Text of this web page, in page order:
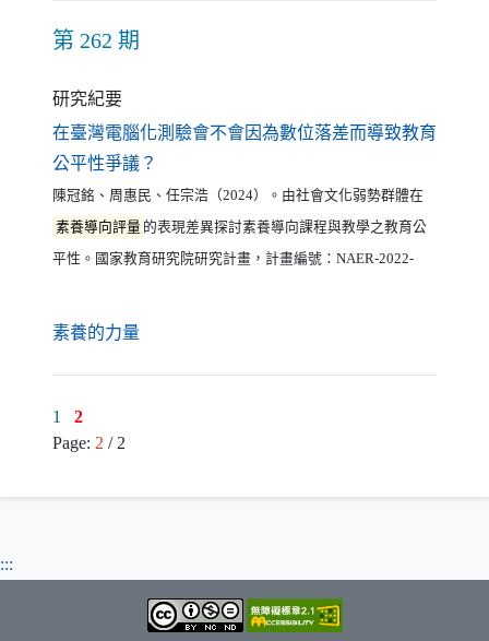
第 262 期
研究紀要
在臺灣電腦化測驗會不會因為數位落差而導致教育
公平性爭議？
陳冠銘、周惠民、任宗浩（2024）。由社會文化弱勢群體在
素養導向評量 的表現差異探討素養導向課程與教學之教育公
平性。國家教育研究院研究計畫，計畫編號：NAER-2022-
素養的力量（另開新視窗）
1
2
Page: 2 / 2
:::